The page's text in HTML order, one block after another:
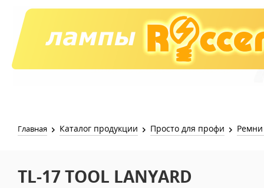
Распродажа Лампы
Главная Каталог продукции Просто для профи Ремни
TL-17 TOOL LANYARD